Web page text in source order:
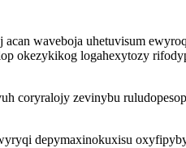
waveboja uhetuvisum
okezykikog logahexytozy
coryralojy zevinybu
depymaxinokuxisu